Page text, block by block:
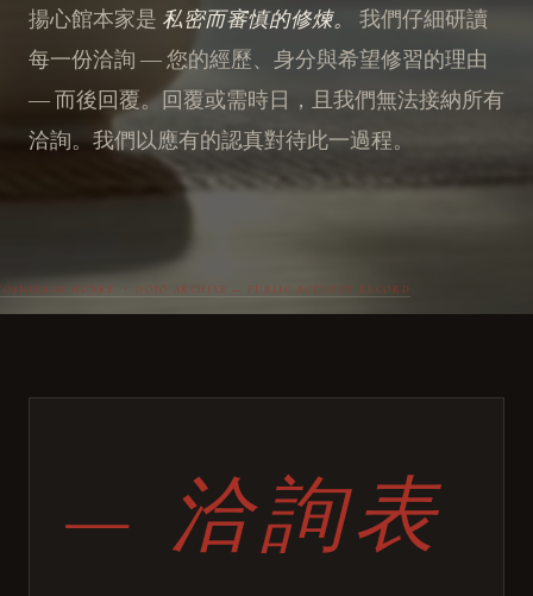
HONKE ・ DŌJŌ ARCHIVE — PUBLIC ACTIVITY RECORD
揚心館本家是 私密而審慎的修煉。
我們仔細研讀
每一份洽詢 ― 您的經歷、身分與希望修習的理由
― 而後回覆。回覆或需時日，且我們無法接納所有
洽詢。我們以應有的認真對待此一過程。
— 洽詢表